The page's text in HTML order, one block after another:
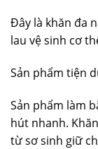
Đây là khăn đa
lau vệ sinh cơ
Sản phẩm tiện
Sản phẩm làm
hút nhanh.
từ sơ sinh giữ